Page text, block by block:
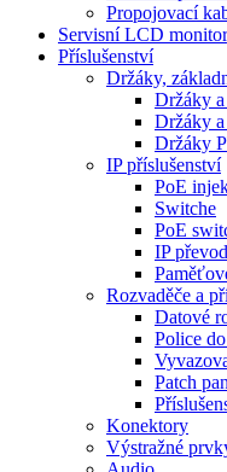
Propojovací
Servisní LCD
Příslušenství
Držáky,
Držáky
Držáky
Držáky
IP příslušenství
PoE
Switche
PoE
IP
Rozvaděče a
Datové
Police
Patch
Konektory
Výstražné